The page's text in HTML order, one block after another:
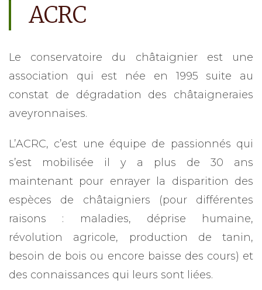
ACRC
Le conservatoire du châtaignier est une
association qui est née en 1995 suite au
constat de dégradation des châtaigneraies
aveyronnaises.
L’ACRC, c’est une équipe de passionnés qui
s’est mobilisée il y a plus de 30 ans
maintenant pour enrayer la disparition des
espèces de châtaigniers (pour différentes
raisons : maladies, déprise humaine,
révolution agricole, production de tanin,
besoin de bois ou encore baisse des cours) et
des connaissances qui leurs sont liées.